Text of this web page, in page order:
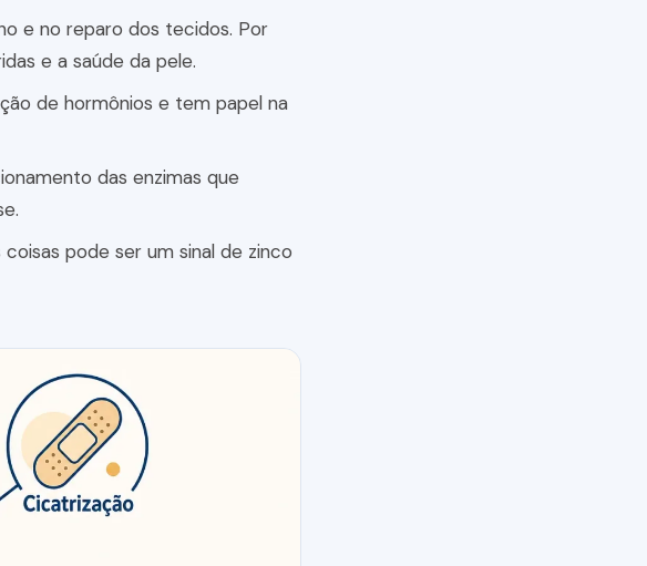
e no reparo dos tecidos. Por
e a saúde da pele.
de hormônios e tem papel na
das enzimas que
pode ser um sinal de zinco